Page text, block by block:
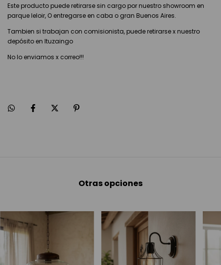
Este producto puede retirarse sin cargo por nuestro showroom en
parque leloir, O entregarse en caba o gran Buenos Aires.
Tambien si trabajan con comisionista, puede retirarse x nuestro
depósito en Ituzaingo
No lo enviamos x correo!!!
Otras opciones